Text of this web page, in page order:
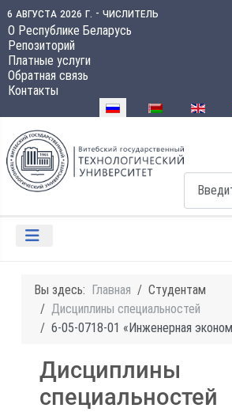
6 августа 2026 г. - числитель
О Республике Беларусь
Репозиторий
Платные услуги
Обратная связь
Контакты
Выберите язык
Вы здесь: Главная
Студентам
Дисциплины специальностей
6-05-0718-01 «Инженерная
Дисциплины
специальностей